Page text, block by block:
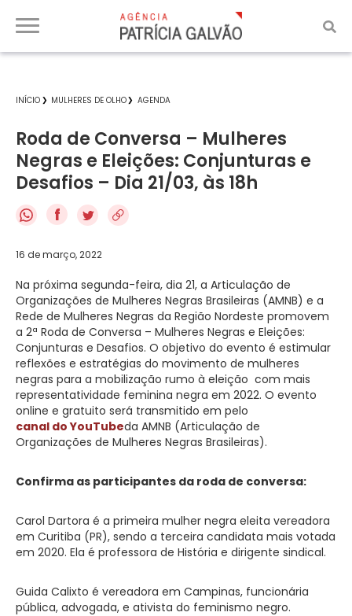
INÍCIO MULHERES DE OLHO AGENDA
Roda de Conversa – Mulheres
Negras e Eleições: Conjunturas e
Desafios – Dia 21/03, às 18h
f
16 de março, 2022
Na próxima segunda-feira, dia 21, a Articulação de
Organizações de Mulheres Negras Brasileiras (AMNB) e a
Rede de Mulheres Negras da Região Nordeste promovem
a 2ª Roda de Conversa – Mulheres Negras e Eleições:
Conjunturas e Desafios. O objetivo do evento é estimular
reflexões e estratégias do movimento de mulheres
negras para a mobilização rumo à eleição com mais
representatividade feminina negra em 2022. O evento
online e gratuito será transmitido em pelo
canal do YouTubeda AMNB (Articulação de
Organizações de Mulheres Negras Brasileiras).
Confirma as participantes da roda de conversa:
Carol Dartora é a primeira mulher negra eleita vereadora
em Curitiba (PR), sendo a terceira candidata mais votada
em 2020. Ela é professora de História e dirigente sindical.
Guida Calixto é vereadora em Campinas, funcionária
pública, advogada, e ativista do feminismo negro.